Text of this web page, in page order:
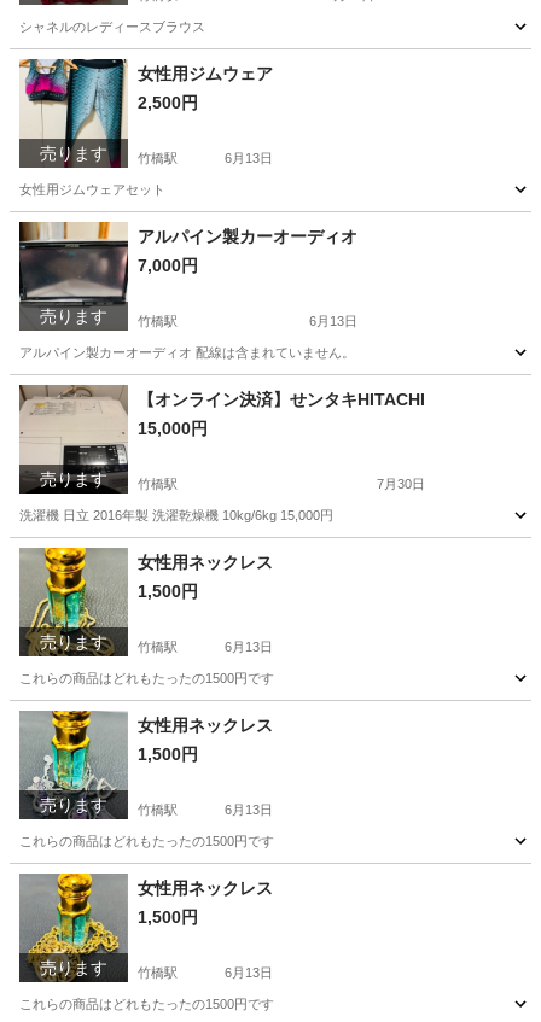
シャネルのレディースブラウス
東京 千代田区 竹橋駅
売ります
女性用ジムウェア
2,500円
竹橋駅 6月13日
女性用ジムウェアセット
東京 千代田区 竹橋駅 その他 ジム
売ります
アルパイン製カーオーディオ
7,000円
竹橋駅 6月13日
アルパイン製カーオーディオ 配線は含まれていません。
東京 千代田区 竹橋駅 その他 アルパイン
売ります
【オンライン決済】せンタキHITACHI
15,000円
竹橋駅 7月30日
洗濯機 日立 2016年製 洗濯乾燥機 10kg/6kg 15,000円
東京 千代田区 竹橋駅
売ります
女性用ネックレス
1,500円
竹橋駅 6月13日
これらの商品はどれもたったの1500円です
東京 千代田区 竹橋駅
売ります
女性用ネックレス
1,500円
竹橋駅 6月13日
これらの商品はどれもたったの1500円です
東京 千代田区 竹橋駅
売ります
女性用ネックレス
1,500円
竹橋駅 6月13日
これらの商品はどれもたったの1500円です